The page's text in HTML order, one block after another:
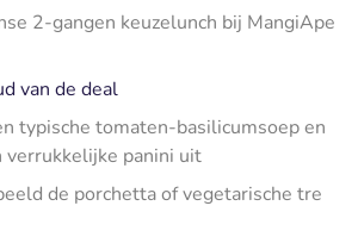
2-gangen keuzelunch bij MangiApe
van de deal
typische tomaten-basilicumsoep en
verrukkelijke panini uit
de porchetta of vegetarische tre